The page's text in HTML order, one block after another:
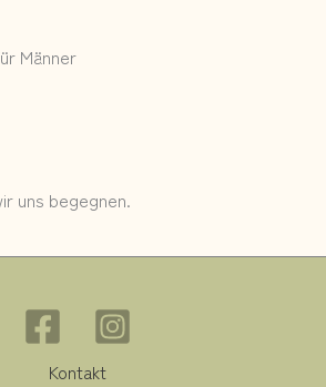
Männer
uns begegnen.
Kontakt